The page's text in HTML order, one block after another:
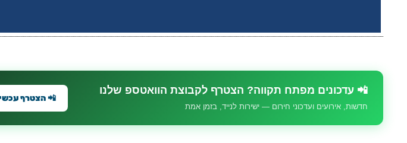
📲 עדכונים מפתח תקווה? הצטרף לקבוצת הוואטספ שלנו
חדשות, אירועים ועדכוני חירום — ישירות לנייד, בזמן אמת
📲 הצטרף